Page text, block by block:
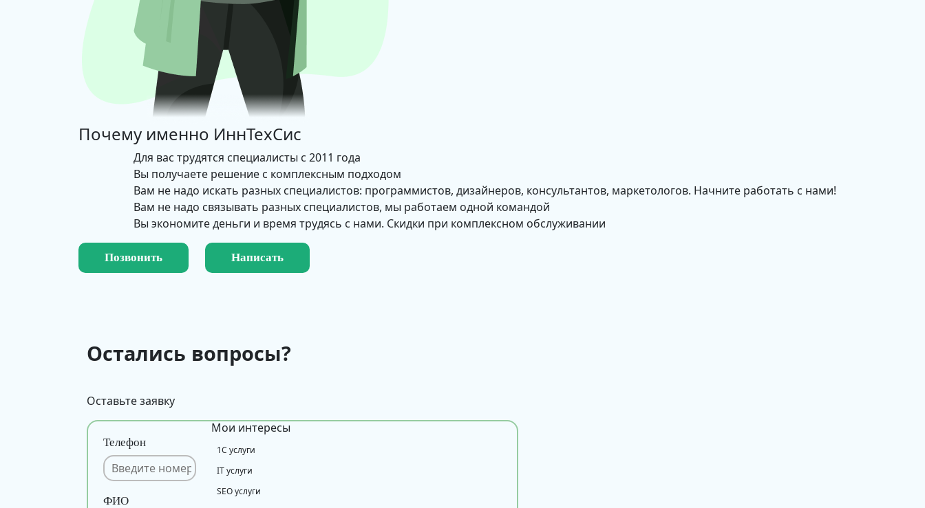
Почему именно ИннТехСис
Для вас трудятся специалисты с 2011 года
Вы получаете решение с комплексным подходом
Вам не надо искать разных специалистов: программистов, дизайнеров, консультантов, маркетологов. Начните работать с нами!
Вам не надо связывать разных специалистов, мы работаем одной командой
Вы экономите деньги и время трудясь с нами. Скидки при комплексном обслуживании
Позвонить Написать
Остались вопросы?
Оставьте заявку
Телефон
ФИО
Мои интересы
1С услуги
IT услуги
SEO услуги